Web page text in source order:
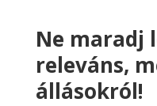
Ne maradj
releváns,
állásokról!